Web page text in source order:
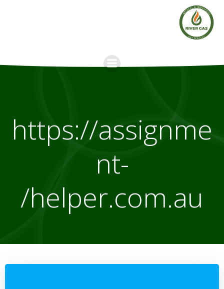
https://assignme
nt-
helper.com.au/